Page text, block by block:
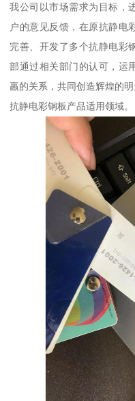
我公司以市场需求为目标，
户的意见反馈，在原抗静电
完善、开发了多个抗静电彩
部通过相关部门的认可，运
羸的关系，共同创造辉煌的明
抗静电彩钢板产品适用领域。